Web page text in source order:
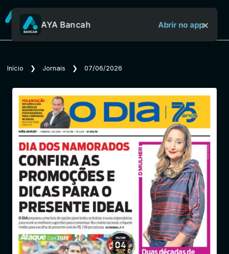
Sobre o Aya Bancah
Início
Revistas
Jornais
Notícias
AYA Bancah Abrir no app×
Início ❯ Jornais ❯ 07/06/2026